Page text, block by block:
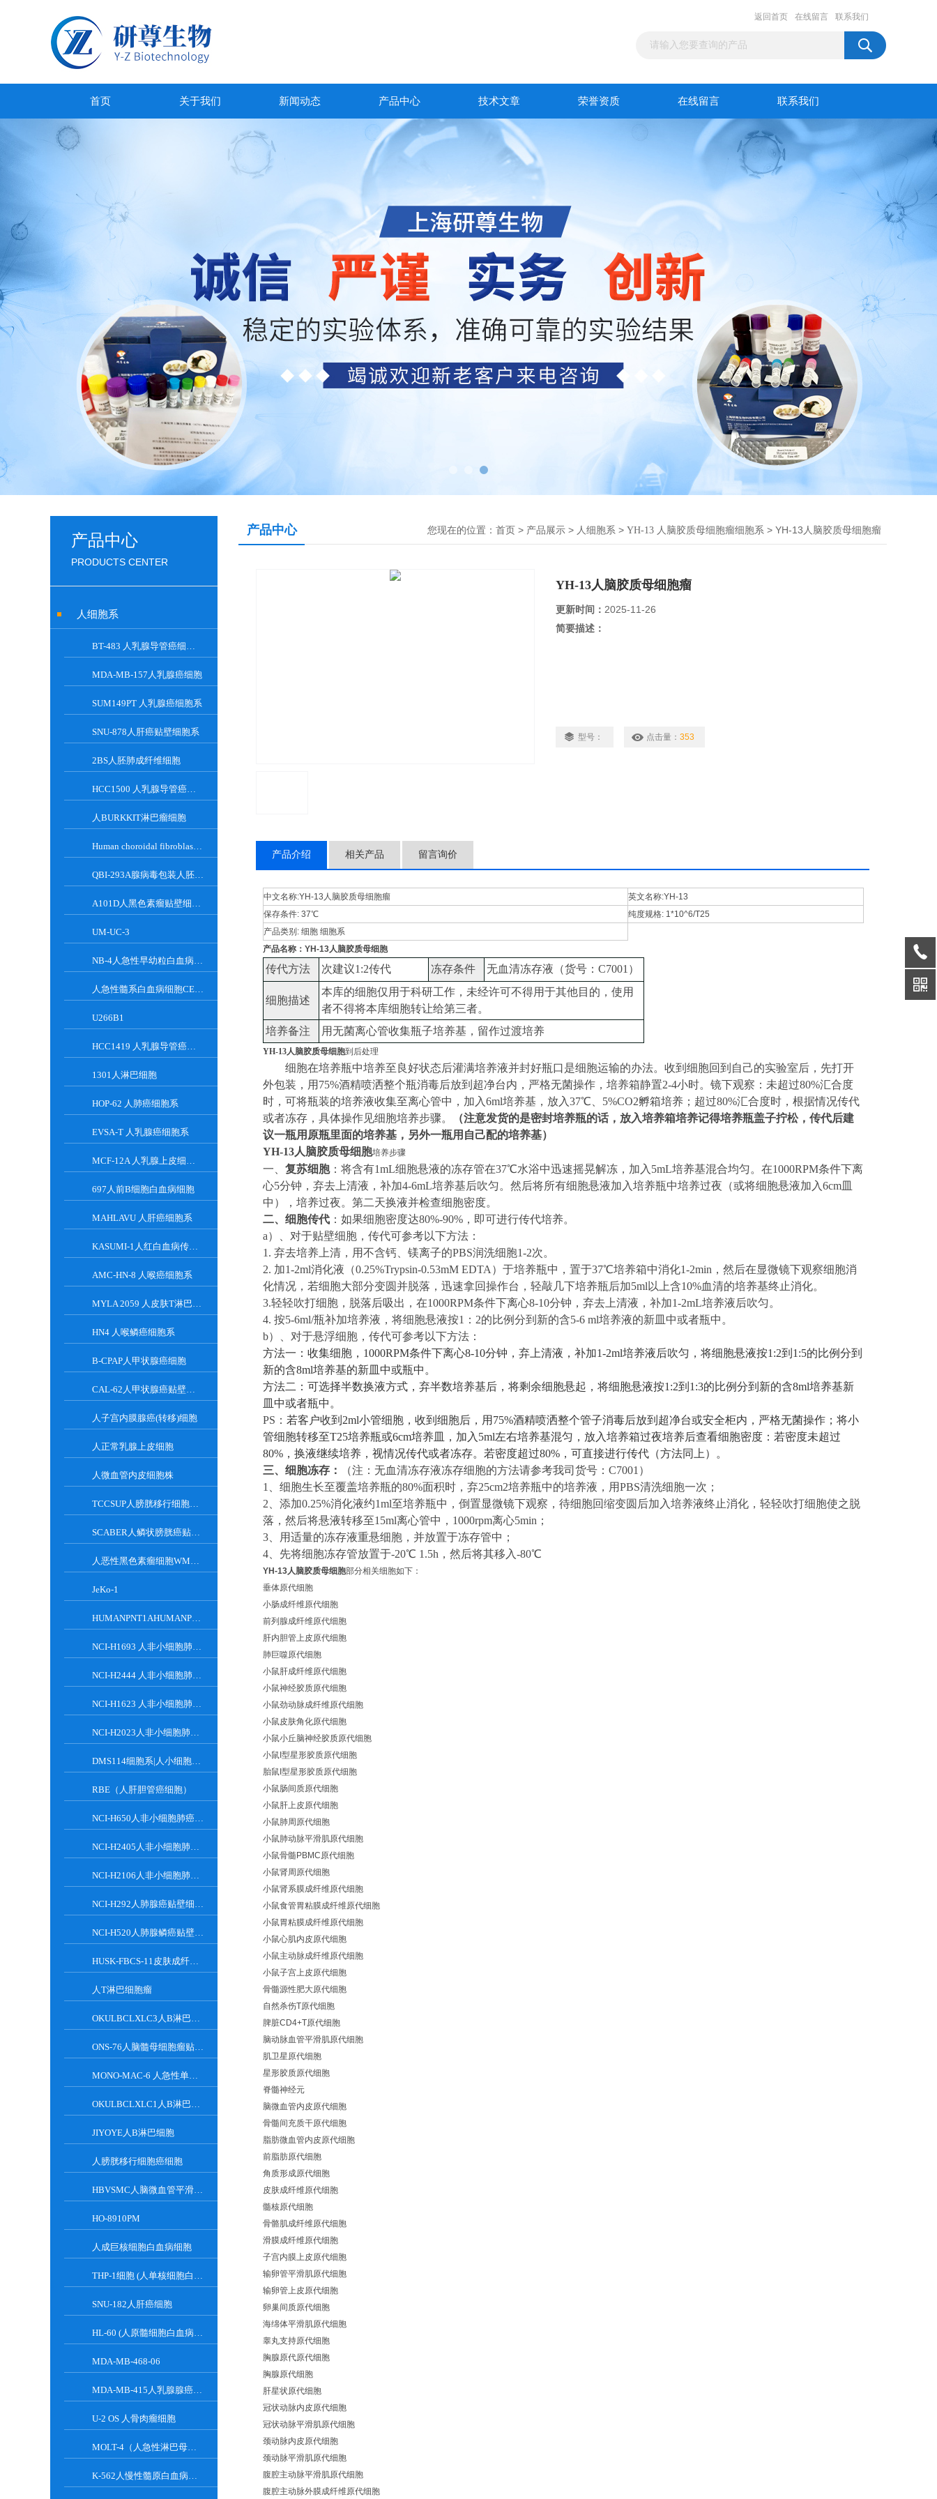
返回首页 在线留言 联系我们
首页 关于我们 新闻动态 产品中心 技术文章 荣誉资质 在线留言 联系我们
产品中心
PRODUCTS CENTER
人细胞系
BT-483 人乳腺导管癌细胞系
MDA-MB-157人乳腺癌细胞
SUM149PT 人乳腺癌细胞系
SNU-878人肝癌贴壁细胞系
2BS人胚肺成纤维细胞
HCC1500 人乳腺导管癌细胞系
人BURKKIT淋巴瘤细胞
Human choroidal fibroblast cells
QBI-293A腺病毒包装人胚肾细胞
A101D人黑色素瘤贴壁细胞系
UM-UC-3
NB-4人急性早幼粒白血病细胞
人急性髓系白血病细胞CESS
U266B1
HCC1419 人乳腺导管癌细胞系
1301人淋巴细胞
HOP-62 人肺癌细胞系
EVSA-T 人乳腺癌细胞系
MCF-12A 人乳腺上皮细胞系
697人前B细胞白血病细胞
MAHLAVU 人肝癌细胞系
KASUMI-1人红白血病传代细胞系
AMC-HN-8 人喉癌细胞系
MYLA 2059 人皮肤T淋巴细胞瘤细胞系
HN4 人喉鳞癌细胞系
B-CPAP人甲状腺癌细胞
CAL-62人甲状腺癌贴壁细胞系
人子宫内膜腺癌(转移)细胞
人正常乳腺上皮细胞
人微血管内皮细胞株
TCCSUP人膀胱移行细胞癌贴壁细胞系
SCABER人鳞状膀胱癌贴壁细胞系
人恶性黑色素瘤细胞WM115
JeKo-1
HUMANPNT1AHUMANPNT1A人前列腺癌细胞
NCI-H1693 人非小细胞肺癌细胞系
NCI-H2444 人非小细胞肺癌细胞系
NCI-H1623 人非小细胞肺癌细胞系
NCI-H2023人非小细胞肺癌贴壁细胞系
DMS114细胞系|人小细胞肺癌细胞
RBE（人肝胆管癌细胞）
NCI-H650人非小细胞肺癌贴壁细胞系
NCI-H2405人非小细胞肺癌贴壁细胞系
NCI-H2106人非小细胞肺癌贴壁细胞系
NCI-H292人肺腺癌贴壁细胞系
NCI-H520人肺腺鳞癌贴壁细胞系
HUSK-FBCS-11皮肤成纤维细胞
人T淋巴细胞瘤
OKULBCLXLC3人B淋巴细胞
ONS-76人脑髓母细胞瘤贴壁细胞系
MONO-MAC-6 人急性单核细胞白血病细胞系
OKULBCLXLC1人B淋巴细胞
JIYOYE人B淋巴细胞
人膀胱移行细胞癌细胞
HBVSMC人脑微血管平滑肌细胞
HO-8910PM
人成巨核细胞白血病细胞
THP-1细胞 (人单核细胞白血病)
SNU-182人肝癌细胞
HL-60 (人原髓细胞白血病细胞) (STR鉴定正确)
MDA-MB-468-06
MDA-MB-415人乳腺腺癌细胞
U-2 OS 人骨肉瘤细胞
MOLT-4（人急性淋巴母细胞白血病细胞）
K-562人慢性髓原白血病细胞
产品中心 您现在的位置： 首页 > 产品展示 > 人细胞系 > YH-13 人脑胶质母细胞瘤细胞系 > YH-13人脑胶质母细胞瘤
YH-13人脑胶质母细胞瘤
更新时间： 2025-11-26
简要描述：
型号： 点击量： 353
产品介绍 相关产品 留言询价
中文名称:YH-13人脑胶质母细胞瘤 英文名称:YH-13
保存条件: 37℃ 纯度规格: 1*10^6/T25
产品类别: 细胞 细胞系
产品名称： YH-13人脑胶质母细胞
传代方法 次建议1:2传代 冻存条件 无血清冻存液（货号： C7001 ）
细胞描述
本库的细胞仅用于科研工作，未经许可不得用于其他目的，使用
者不得将本库细胞转让给第三者。
培养备注
用无菌离心管收集瓶子培养基，留作过渡培养
YH-13人脑胶质母细胞到后处理
细胞在培养瓶中培养至良好状态后灌满培养液并封好瓶口是细胞运输的办法。收到细胞回到自己的实验室后，先打开
外包装，用 75%酒精喷洒整个瓶消毒后放到超净台内，严格无菌操作 ， 培养箱静置2-4小时。镜下观察：未超过80%汇合度
时，可将瓶装的培养液收集至离心管中，加入6ml培养基，放入37℃、5%CO2孵箱培养；超过80%汇合度时，根据情况传代
或者冻存，具体操作见细胞培养步骤。
（注意发货的是密封培养瓶的话，放入培养箱培养记得培养瓶盖子拧松，传代后建
议一瓶用原瓶里面的培养基，另外一瓶用自己配的培养基）
YH-13人脑胶质母细胞培养步骤
一、 复苏细胞：将含有1mL细胞悬液的冻存管在37℃水浴中迅速摇晃解冻，加入5mL培养基混合均匀。在1000RPM条件下离
心5分钟，弃去上清液，补加4-6mL培养基后吹匀。然后将所有细胞悬液加入培养瓶中培养过夜（或将细胞悬液加入6cm皿
中 ）
，培养过夜。第二天换液并检查细胞密度。
二、 细胞传代 ：如果细胞密度达80%-90%，即可进行传代培养。
a）
、对于贴壁细胞，传代可参考以下方法：
1. 弃去培养上清，用不含钙、镁离子的PBS润洗细胞1-2次。
2. 加1-2ml消化液（0.25%Trypsin-0.53mM EDTA）于培养瓶中，置于37℃培养箱中消化1-2min ，然后在显微镜下观察细胞消
化情况，若细胞大部分变圆并脱落，迅速拿回操作台，轻敲几下培养瓶后加5ml以上含10%血清的培养基终止消化。
3.轻轻吹打细胞，脱落后吸出，在1000RPM条件下离心8-10分钟，弃去上清液，补加1-2mL培养液后吹匀。
4. 按5-6ml/瓶补加培养液，将细胞悬液按1：2的比例分到新的含5-6 ml培养液的新皿中或者瓶中。
b）、 对于悬浮细胞，传代可参考以下方法：
方法一：收集细胞， 1000RPM条件下离心8-10分钟，弃上清液，补加1-2ml培养液后吹匀，将细胞悬液按1:2到1:5的比例分到
新的含8ml培养基的新皿中或瓶中。
方法二：可选择半数换液方式，弃半数培养基后，将剩余细胞悬起，将细胞悬液按1:2到1:3的比例分到新的含8ml培养基新
皿中或者瓶中。
PS： 若客户收到 2ml小管细胞，收到细胞后，用75%酒精喷洒整个管子消毒后放到超净台或安全柜内，严格无菌操作；将小
管细胞转移至T25培养瓶或6cm培养皿，加入 5ml左右培养基混匀，放入培养箱过夜培养后查看细胞密度：若密度未超过
80%，换液继续培养，视情况传代或者冻存。若密度超过80%，可直接进行传代（方法同上）。
三、 细胞冻存： （注：无血清冻存液冻存细胞的方法请参考我司货号： C7001 ）
1
细胞生长至覆盖培养瓶的80%面积时，弃25cm2培养瓶中的培养液，用PBS清洗细胞一次；
2
添加0.25%消化液约1ml至培养瓶中，倒置显微镜下观察，待细胞回缩变圆后加入培养液终止消化，轻轻吹打细胞使之脱
落，然后将悬液转移至15ml离心管中，1000rpm离心5min；
3
用适量的冻存液重悬细胞，并放置于冻存管中；
4
先将细胞冻存管放置于-20℃ 1.5h，然后将其移入-80℃
YH-13人脑胶质母细胞部分相关细胞如下：
垂体原代细胞
小肠成纤维原代细胞
前列腺成纤维原代细胞
肝内胆管上皮原代细胞
肺巨噬原代细胞
小鼠肝成纤维原代细胞
小鼠神经胶质原代细胞
小鼠劲动脉成纤维原代细胞
小鼠皮肤角化原代细胞
小鼠小丘脑神经胶质原代细胞
小鼠I型星形胶质原代细胞
胎鼠I型星形胶质原代细胞
小鼠肠间质原代细胞
小鼠肝上皮原代细胞
小鼠肺周原代细胞
小鼠肺动脉平滑肌原代细胞
小鼠骨髓PBMC原代细胞
小鼠肾周原代细胞
小鼠肾系膜成纤维原代细胞
小鼠食管胃粘膜成纤维原代细胞
小鼠胃粘膜成纤维原代细胞
小鼠心肌内皮原代细胞
小鼠主动脉成纤维原代细胞
小鼠子宫上皮原代细胞
骨髓源性肥大原代细胞
自然杀伤T原代细胞
脾脏CD4+T原代细胞
脑动脉血管平滑肌原代细胞
肌卫星原代细胞
星形胶质原代细胞
脊髓神经元
脑微血管内皮原代细胞
骨髓间充质干原代细胞
脂肪微血管内皮原代细胞
前脂肪原代细胞
角质形成原代细胞
皮肤成纤维原代细胞
髓核原代细胞
骨骼肌成纤维原代细胞
滑膜成纤维原代细胞
子宫内膜上皮原代细胞
输卵管平滑肌原代细胞
输卵管上皮原代细胞
卵巢间质原代细胞
海绵体平滑肌原代细胞
睾丸支持原代细胞
胸腺原代原代细胞
胸腺原代细胞
肝星状原代细胞
冠状动脉内皮原代细胞
冠状动脉平滑肌原代细胞
颈动脉内皮原代细胞
颈动脉平滑肌原代细胞
腹腔主动脉平滑肌原代细胞
腹腔主动脉外膜成纤维原代细胞